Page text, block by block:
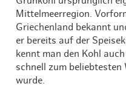
Mittelmeerregion.
Griechenland bekannt
er bereits auf der
kennt man den Kohl
schnell zum beliebtesten
wurde.